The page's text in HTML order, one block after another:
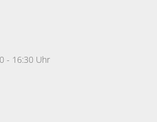
- 16:30 Uhr